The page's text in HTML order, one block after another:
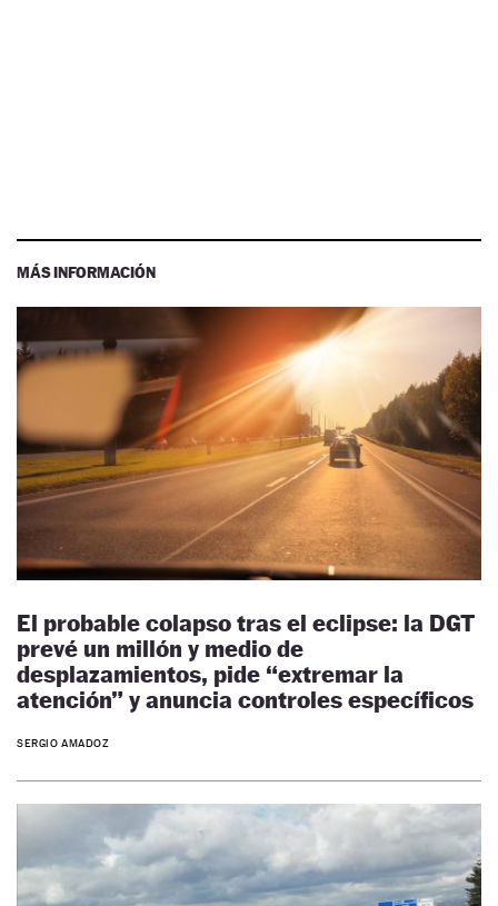
MÁS INFORMACIÓN
El probable colapso tras el eclipse: la DGT
prevé un millón y medio de
desplazamientos, pide “extremar la
atención” y anuncia controles específicos
SERGIO AMADOZ